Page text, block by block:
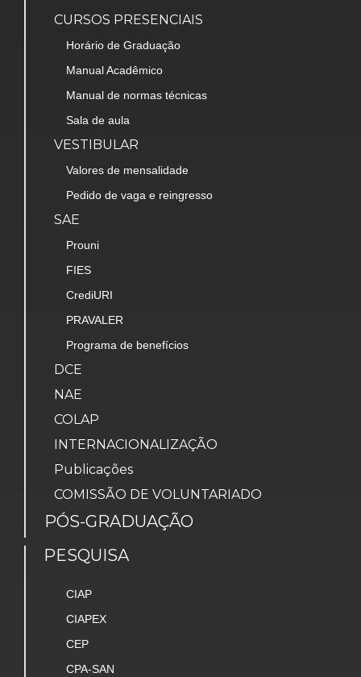
CURSOS PRESENCIAIS
Horário de Graduação
Manual Acadêmico
Manual de normas técnicas
Sala de aula
VESTIBULAR
Valores de mensalidade
Pedido de vaga e reingresso
SAE
Prouni
FIES
CrediURI
PRAVALER
Programa de benefícios
DCE
NAE
COLAP
INTERNACIONALIZAÇÃO
Publicações
COMISSÃO DE VOLUNTARIADO
PÓS-GRADUAÇÃO
PESQUISA
CIAP
CIAPEX
CEP
CPA-SAN